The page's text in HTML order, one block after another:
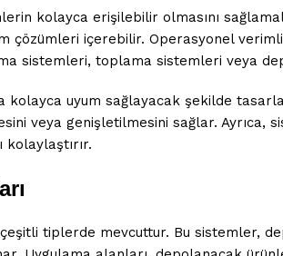
kolayca erişilebilir olmasını
içerebilir. Operasyonel
sistemleri, toplama sistemleri veya
uyum sağlayacak şekilde
veya genişletilmesini sağlar. Ayrıca,
tiplerde mevcuttur. Bu sistemler,